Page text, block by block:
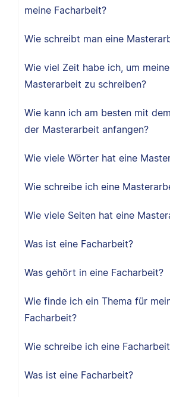
meine Facharbeit?
Wie schreibt man eine
Wie viel Zeit habe ich, um meine
Masterarbeit zu schreiben?
Wie kann ich am besten mit
der Masterarbeit anfangen?
Wie viele Wörter hat eine
Wie schreibe ich eine
Wie viele Seiten hat eine
Was ist eine Facharbeit?
Was gehört in eine Facharbeit?
Wie finde ich ein Thema für
Facharbeit?
Wie schreibe ich eine
Was ist eine Facharbeit?